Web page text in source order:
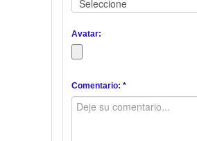
Avatar:
Comentario: *